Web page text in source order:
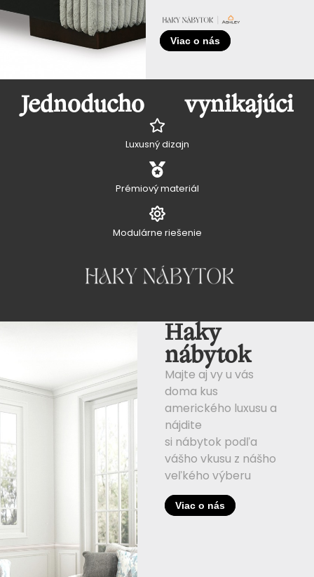
Viac o nás
Jednoducho vynikajúci
Luxusný dizajn
Prémiový materiál
Modulárne riešenie
Haky
nábytok
Majte aj vy u vás
doma kus
amerického luxusu a
nájdite
si nábytok podľa
vášho vkusu z nášho
veľkého výberu
Viac o nás